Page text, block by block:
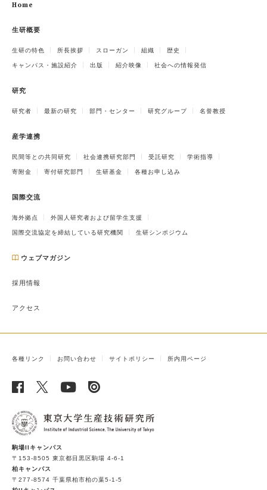
Home
生研概要
生研の特色 所長挨拶 スローガン 組織 歴史
キャンパス・施設紹介 出版 紹介映像 社会への情報発信
研究
研究者 最新の研究 部門・センター 研究グループ 名誉教授
産学連携
民間等との共同研究 社会連携研究部門 受託研究 学術指導
寄附金 寄付研究部門 生研基金 各種お申し込み
国際交流
海外拠点 外国人研究者および留学生支援
国際交流協定を締結している研究機関 生研シンポジウム
ウェブマガジン
採用情報
アクセス
各種リンク お問い合わせ サイトポリシー 所内用ページ
駒場IIキャンパス
〒153-8505 東京都目黒区駒場 4-6-1
柏キャンパス
〒277-8574 千葉県柏市柏の葉5-1-5